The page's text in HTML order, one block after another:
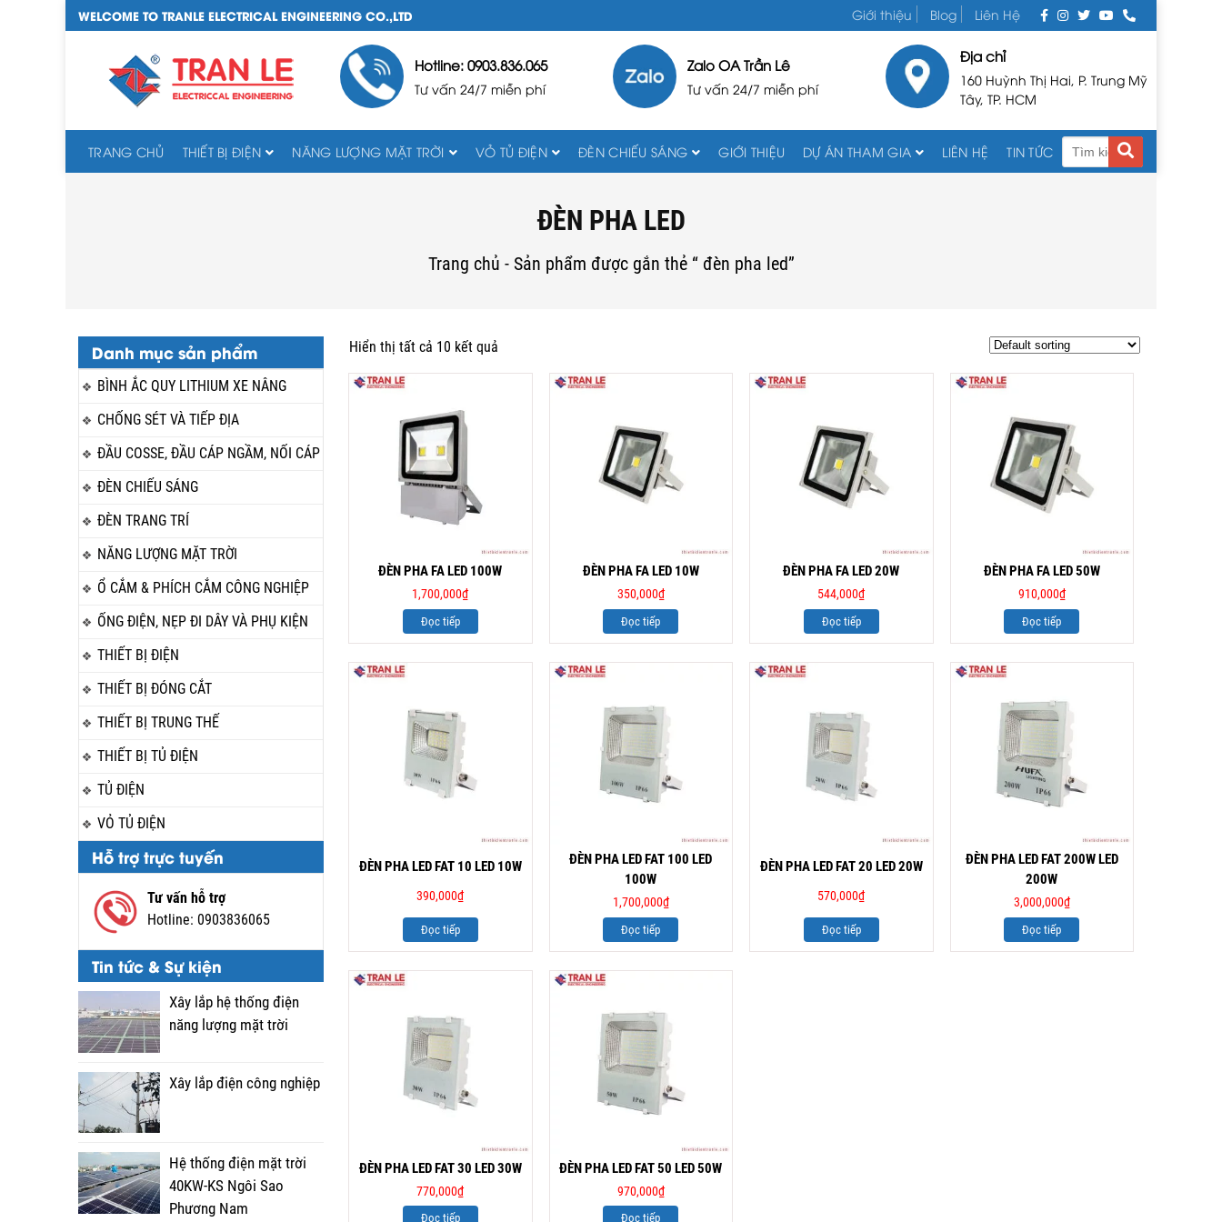
WELCOME TO TRANLE ELECTRICAL ENGINEERING CO.,LTD Giới thiệu Blog Liên Hệ
Hotline: 0903.836.065
Tư vấn 24/7 miễn phí
Zalo OA Trần Lê
Tư vấn 24/7 miễn phí
Địa chỉ
160 Huỳnh Thị Hai, P. Trung Mỹ
Tây, TP. HCM
TRANG CHỦ THIẾT BỊ ĐIỆN NĂNG LƯỢNG MẶT TRỜI VỎ TỦ ĐIỆN ĐÈN CHIẾU SÁNG GIỚI THIỆU DỰ ÁN THAM GIA LIÊN HỆ TIN TỨC
ĐÈN PHA LED
Trang chủ - Sản phẩm được gắn thẻ “ đèn pha led”
Danh mục sản phẩm
BÌNH ẮC QUY LITHIUM XE NÂNG
CHỐNG SÉT VÀ TIẾP ĐỊA
ĐẦU COSSE, ĐẦU CÁP NGẦM, NỐI CÁP
ĐÈN CHIẾU SÁNG
ĐÈN TRANG TRÍ
NĂNG LƯỢNG MẶT TRỜI
Ổ CẮM & PHÍCH CẮM CÔNG NGHIỆP
ỐNG ĐIỆN, NẸP ĐI DÂY VÀ PHỤ KIỆN
THIẾT BỊ ĐIỆN
THIẾT BỊ ĐÓNG CẮT
THIẾT BỊ TRUNG THẾ
THIẾT BỊ TỦ ĐIỆN
TỦ ĐIỆN
VỎ TỦ ĐIỆN
Hỗ trợ trực tuyến
Tư vấn hỗ trợ
Hotline: 0903836065
Tin tức & Sự kiện
Xây lắp hệ thống điện
năng lượng mặt trời
Xây lắp điện công nghiệp
Hệ thống điện mặt trời
40KW-KS Ngôi Sao
Phương Nam
Hiển thị tất cả 10 kết quả
ĐÈN PHA FA LED 100W
1,700,000₫
Đọc tiếp
ĐÈN PHA FA LED 10W
350,000₫
Đọc tiếp
ĐÈN PHA FA LED 20W
544,000₫
Đọc tiếp
ĐÈN PHA FA LED 50W
910,000₫
Đọc tiếp
ĐÈN PHA LED FAT 10 LED 10W
390,000₫
Đọc tiếp
ĐÈN PHA LED FAT 100 LED
100W
1,700,000₫
Đọc tiếp
ĐÈN PHA LED FAT 20 LED 20W
570,000₫
Đọc tiếp
ĐÈN PHA LED FAT 200W LED
200W
3,000,000₫
Đọc tiếp
ĐÈN PHA LED FAT 30 LED 30W
770,000₫
Đọc tiếp
ĐÈN PHA LED FAT 50 LED 50W
970,000₫
Đọc tiếp